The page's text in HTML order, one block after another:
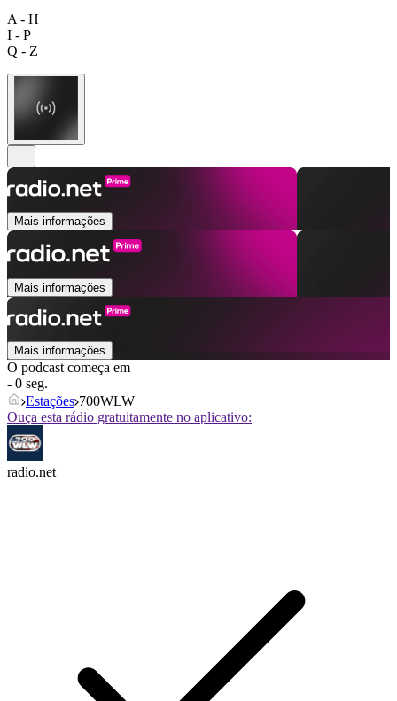
A - H
I - P
Q - Z
Mais informações
Mais informações
Mais informações
O podcast começa em
- 0 seg.
Estações 700WLW
Ouça esta rádio gratuitamente no aplicativo:
radio.net